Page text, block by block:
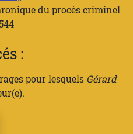
du procès criminel
:
pour lesquels Gérard